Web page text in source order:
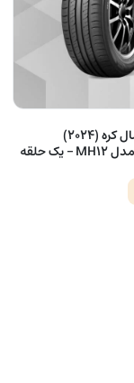
لاستیک مارشال کره (2024)